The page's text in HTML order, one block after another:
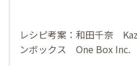
レシピ考案：和田千奈
ンボックス One Box Inc.